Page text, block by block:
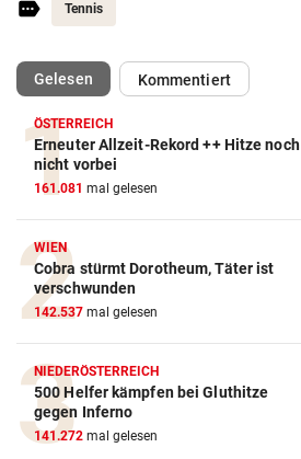
Tennis
Gelesen(ausgewählt)Kommentiert
ÖSTERREICH
Erneuter Allzeit-Rekord ++ Hitze noch
nicht vorbei
161.081 mal gelesen
WIEN
Cobra stürmt Dorotheum, Täter ist
verschwunden
142.537 mal gelesen
NIEDERÖSTERREICH
500 Helfer kämpfen bei Gluthitze
gegen Inferno
141.272 mal gelesen